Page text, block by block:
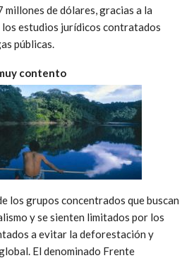
de dólares, gracias a la
estudios jurídicos contratados
públicas.
contento
los grupos concentrados que buscan
y se sienten limitados por los
a evitar la deforestación y
El denominado Frente